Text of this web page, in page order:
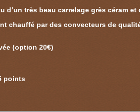
d’un très beau carrelage grès céram
chauffé par des convecteurs de
(option 20€)
points